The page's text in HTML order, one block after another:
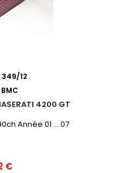
349/12
BMC
4200 GT
Année 01 ... 07
€